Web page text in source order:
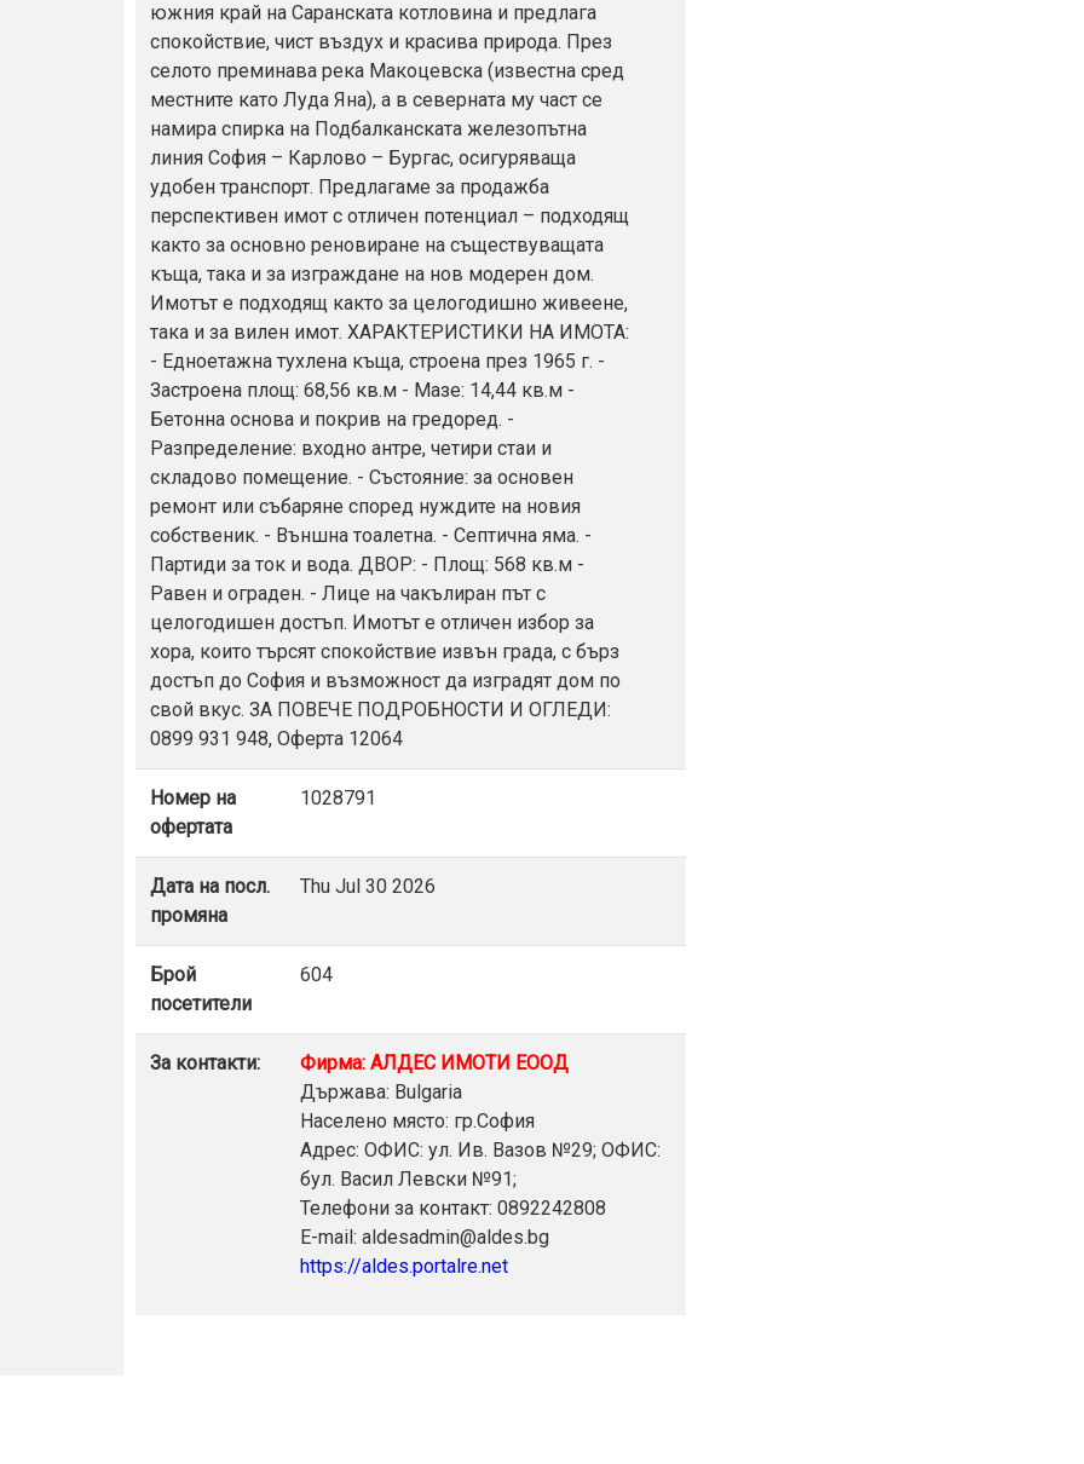
южния край на Саранската котловина и предлага
спокойствие, чист въздух и красива природа. През
селото преминава река Макоцевска (известна сред
местните като Луда Яна), а в северната му част се
намира спирка на Подбалканската железопътна
линия София – Карлово – Бургас, осигуряваща
удобен транспорт. Предлагаме за продажба
перспективен имот с отличен потенциал – подходящ
както за основно реновиране на съществуващата
къща, така и за изграждане на нов модерен дом.
Имотът е подходящ както за целогодишно живеене,
така и за вилен имот. ХАРАКТЕРИСТИКИ НА ИМОТА:
- Едноетажна тухлена къща, строена през 1965 г. -
Застроена площ: 68,56 кв.м - Мазе: 14,44 кв.м -
Бетонна основа и покрив на гредоред. -
Разпределение: входно антре, четири стаи и
складово помещение. - Състояние: за основен
ремонт или събаряне според нуждите на новия
собственик. - Външна тоалетна. - Септична яма. -
Партиди за ток и вода. ДВОР: - Площ: 568 кв.м -
Равен и ограден. - Лице на чакълиран път с
целогодишен достъп. Имотът е отличен избор за
хора, които търсят спокойствие извън града, с бърз
достъп до София и възможност да изградят дом по
свой вкус. ЗА ПОВЕЧЕ ПОДРОБНОСТИ И ОГЛЕДИ:
0899 931 948, Оферта 12064
Номер на
офертата
1028791
Дата на посл.
промяна
Thu Jul 30 2026
Брой
посетители
604
За контакти:
Фирма: АЛДЕС ИМОТИ ЕООД
Държава: Bulgaria
Населено място: гр.София
Адрес: ОФИС: ул. Ив. Вазов №29; ОФИС:
бул. Васил Левски №91;
Телефони за контакт: 0892242808
E-mail: aldesadmin@aldes.bg
https://aldes.portalre.net